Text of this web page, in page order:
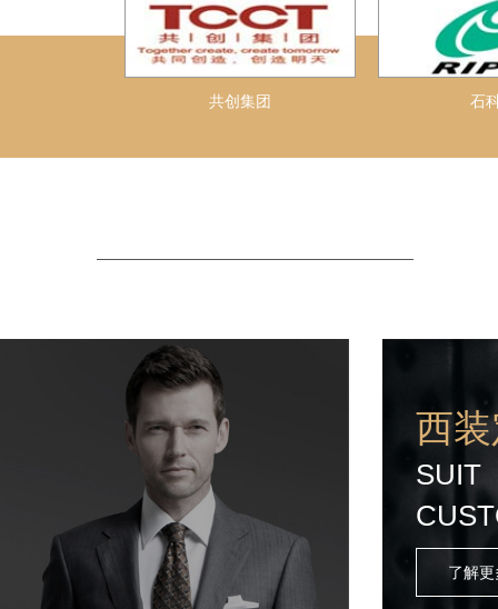
共创集团 石
西
SUIT
了解更